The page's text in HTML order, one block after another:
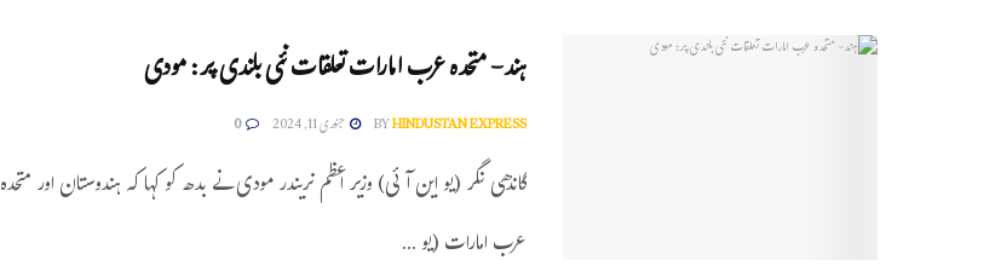
ہند- متحدہ عرب امارات تعلقات نئی بلندی پر: مودی
BYHINDUSTAN EXPRESS جنوری 11, 2024 0
گاندھی نگر (یو این آئی) وزیر اعظم نریندر مودی نے بدھ کو کہا کہ ہندوستان اور متحدہ
عرب امارات (یو ...